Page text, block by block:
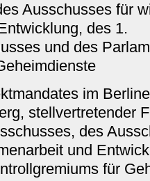
Ausschusses für
des 1.
und des
im
stellvertretender
des
und
für